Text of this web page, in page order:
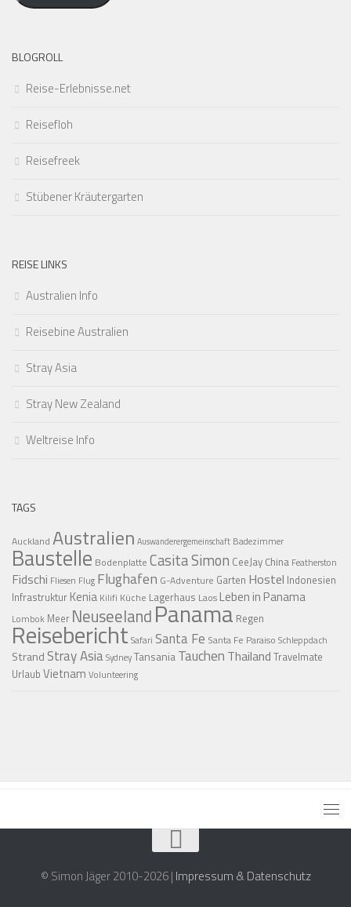
BLOGROLL
Reise-Erlebnisse.net
Reisefloh
Reisefreek
Stübener Kräutergarten
REISE LINKS
Australien Info
Reisebine Australien
Stray Asia
Stray New Zealand
Weltreise Info
TAGS
Auckland Australien Auswanderergemeinschaft Badezimmer
Baustelle Bodenplatte Casita Simon CeeJay China Featherston
Fidschi Fliesen Flug Flughafen G-Adventure Garten Hostel Indonesien
Infrastruktur Kenia Kilifi Küche Lagerhaus Laos Leben in Panama
Lombok Meer NeuseelandPanama Regen
Reisebericht Safari Santa Fe Santa Fe Paraiso Schleppdach
Strand Stray AsiaSydneyTansaniaTauchen Thailand Travelmate
Urlaub Vietnam Volunteering
© Simon Jäger 2010-2026 | Impressum & Datenschutz